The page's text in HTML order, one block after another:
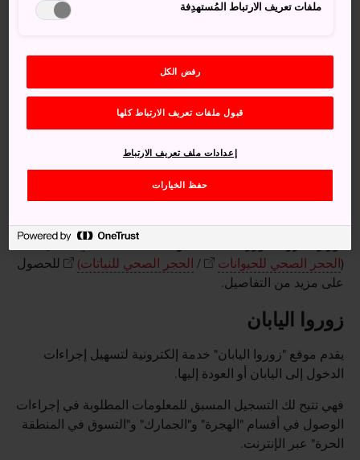
ومشتقاتها إلى اليابان.
المعدية الحيوانية داخل البلاد وقانون حماية النبات) استيراد
اللحوم والنباتات ومشتقاتهما إلى اليابان وذلك لمنع دخول
ملايين ين ياباني (تصل إلى 50 مليون ين ياباني للكيانات التجارية)،
أو قد تواجه عقوبة السجن لمدة 3 سنوات.
يُرجى الاطلاع علىالمواد الإعلانية
أو الموقع الإلكتروني
لوزارة الزراعة وزراعة الغابات ومصائد الأسماك في اليابان
(الحجر الصحي للحيوانات / الحجر الصحي للنباتات)
للحصول
على مزيد من التفاصيل.
زوروا اليابان
يقدم موقع "زوروا اليابان" خدمة إلكترونية لتسهيل إجراءات
الدخول إلى اليابان أو العودة إليها.
فهي تتيح لك التسجيل المسبق للمعلومات المطلوبة في إجراءات
الوصول في أقسام "الهجرة" و"الجمارك" و"التسوق في المنطقة
الحرة" عبر الإنترنت.
ملفات تعريف الارتباط المُستهدِفة
رفض الكل
قبول ملفات تعريف الارتباط كلها
حفظ الخيارات
إعدادات ملف تعريف الارتباط